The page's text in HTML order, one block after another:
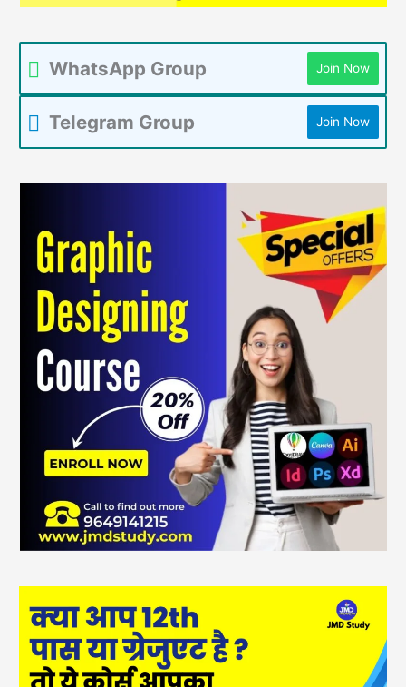
WhatsApp Group Join Now
Telegram Group Join Now